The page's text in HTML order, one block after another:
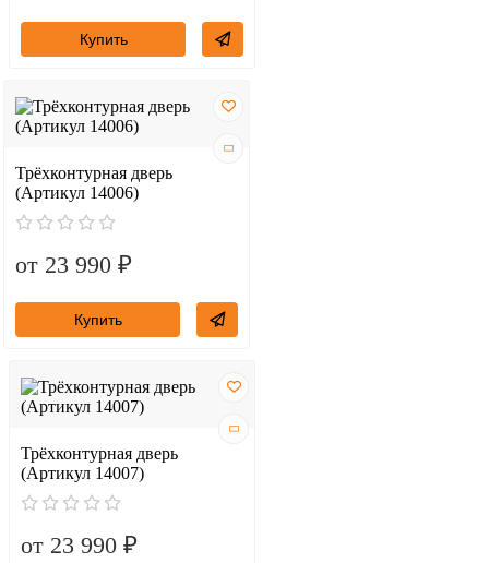
Купить
Трёхконтурная дверь
(Артикул 14006)
от 23 990 ₽
Купить
Трёхконтурная дверь
(Артикул 14007)
от 23 990 ₽